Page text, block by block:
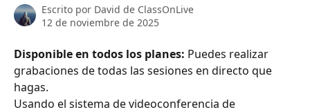
Escrito por David de ClassOnLive
12 de noviembre de 2025
Disponible en todos los planes: Puedes realizar
grabaciones de todas las sesiones en directo que
hagas.
Usando el sistema de videoconferencia de